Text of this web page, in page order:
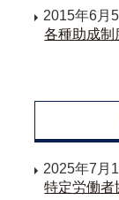
2015年6月5
各種助成制
2025年7月
特定労働者